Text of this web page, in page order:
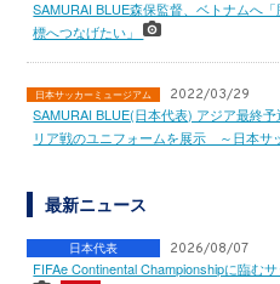
SAMURAI BLUE森保監督、ベトナムへ
標へつなげたい」
日本サッカーミュージアム 2022/03/29
SAMURAI BLUE(日本代表) アジア最終
リア戦のユニフォームを展示 ～日本サ
最新ニュース
日本代表 2026/08/07
FIFAe Continental Championshipに臨む